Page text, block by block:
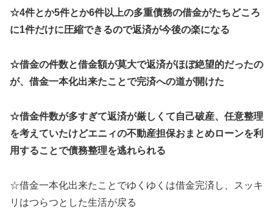
☆4件とか5件とか6件以上の多重債務の借金がたちどころ
に1件だけに圧縮できるので返済が今後の楽になる
☆借金の件数と借金額が莫大で返済がほぼ絶望的だったの
が、借金一本化出来たことで完済への道が開けた
☆借金件数が多すぎて返済が厳しくて自己破産、任意整理
を考えていたけどエニィの不動産担保おまとめローンを利
用することで債務整理を逃れられる
☆借金一本化出来たことでゆくゆくは借金完済し、スッキ
リはつらつとした生活が戻る